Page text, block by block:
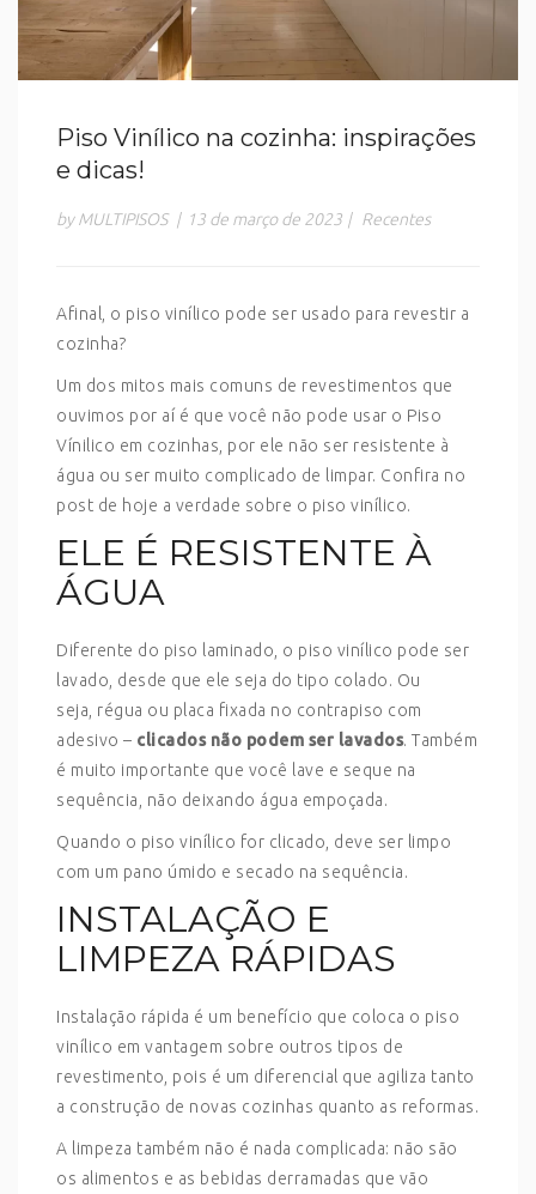
Piso Vinílico na cozinha: inspirações
e dicas!
by MULTIPISOS | 13 de março de 2023 | Recentes
Afinal, o piso vinílico pode ser usado para revestir a
cozinha?
Um dos mitos mais comuns de revestimentos que
ouvimos por aí é que você não pode usar o Piso
Vínilico em cozinhas, por ele não ser resistente à
água ou ser muito complicado de limpar. Confira no
post de hoje a verdade sobre o piso vinílico.
ELE É RESISTENTE À
ÁGUA
Diferente do piso laminado, o piso vinílico pode ser
lavado, desde que ele seja do tipo colado. Ou
seja, régua ou placa fixada no contrapiso com
adesivo – clicados não podem ser lavados. Também
é muito importante que você lave e seque na
sequência, não deixando água empoçada.
Quando o piso vinílico for clicado, deve ser limpo
com um pano úmido e secado na sequência.
INSTALAÇÃO E
LIMPEZA RÁPIDAS
Instalação rápida é um benefício que coloca o piso
vinílico em vantagem sobre outros tipos de
revestimento, pois é um diferencial que agiliza tanto
a construção de novas cozinhas quanto as reformas.
A limpeza também não é nada complicada: não são
os alimentos e as bebidas derramadas que vão